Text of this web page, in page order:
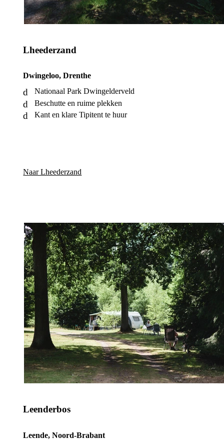
Lheederzand
Dwingeloo, Drenthe
Nationaal Park Dwingelderveld
Beschutte en ruime plekken
Kant en klare Tipitent te huur
Naar Lheederzand
Leenderbos
Leende, Noord-Brabant